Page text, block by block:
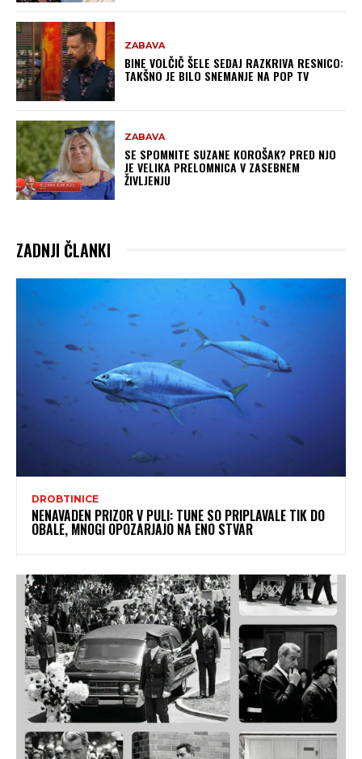
ZABAVA
BINE VOLČIČ ŠELE SEDAJ RAZKRIVA RESNICO:
TAKŠNO JE BILO SNEMANJE NA POP TV
ZABAVA
SE SPOMNITE SUZANE KOROŠAK? PRED NJO
JE VELIKA PRELOMNICA V ZASEBNEM
ŽIVLJENJU
ZADNJI ČLANKI
DROBTINICE
NENAVADEN PRIZOR V PULI: TUNE SO PRIPLAVALE TIK DO
OBALE, MNOGI OPOZARJAJO NA ENO STVAR